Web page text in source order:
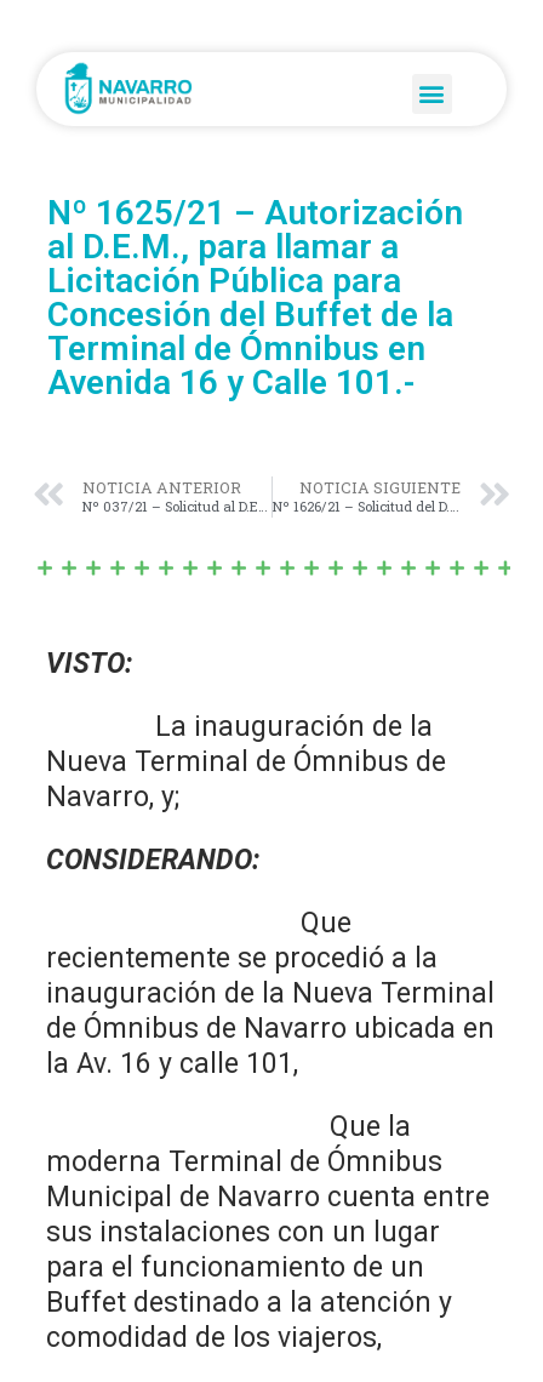
Nº 1625/21 – Autorización
al D.E.M., para llamar a
Licitación Pública para
Concesión del Buffet de la
Terminal de Ómnibus en
Avenida 16 y Calle 101.-
NOTICIA ANTERIOR
Nº 037/21 – Solicitud al D.E.M., a que realice las peticiones necesarias para asegurar el correcto funcionamiento de la Oficina del Registro de las Personas en nuestra Localidad.-
NOTICIA SIGUIENTE
Nº 1626/21 – Solicitud del D.E.E., para Establecer la Demarcación en Veredas y Calzadas frente a Comercios Gastronómicos y Afines.
VISTO:
La inauguración de la
Nueva Terminal de Ómnibus de
Navarro, y;
CONSIDERANDO:
Que
recientemente se procedió a la
inauguración de la Nueva Terminal
de Ómnibus de Navarro ubicada en
la Av. 16 y calle 101,
Que la
moderna Terminal de Ómnibus
Municipal de Navarro cuenta entre
sus instalaciones con un lugar
para el funcionamiento de un
Buffet destinado a la atención y
comodidad de los viajeros,